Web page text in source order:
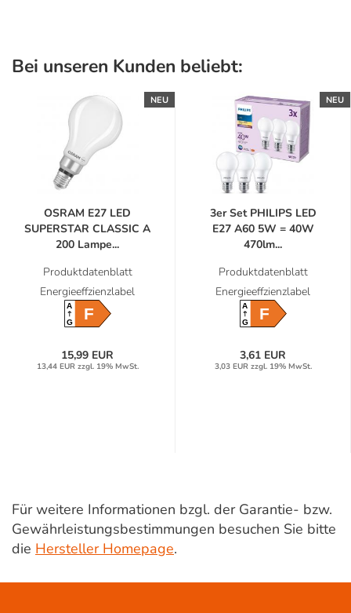
Bei unseren Kunden beliebt:
NEU
OSRAM E27 LED
SUPERSTAR CLASSIC A
200 Lampe...
Produktdatenblatt
Energieeffzienzlabel
A
GF
15,99 EUR
13,44 EUR zzgl. 19% MwSt.
NEU
3er Set PHILIPS LED
E27 A60 5W = 40W
470lm...
Produktdatenblatt
Energieeffzienzlabel
A
GF
3,61 EUR
3,03 EUR zzgl. 19% MwSt.
Für weitere Informationen bzgl. der Garantie- bzw.
Gewährleistungsbestimmungen besuchen Sie bitte
die Hersteller Homepage.